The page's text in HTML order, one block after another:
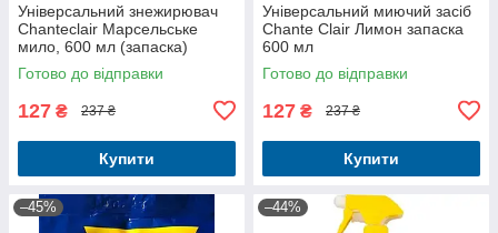
Універсальний знежирювач
Chanteclair Марсельське
мило, 600 мл (запаска)
Готово до відправки
127 ₴ 237 ₴
Купити
Універсальний миючий засіб
Chante Clair Лимон запаска
600 мл
Готово до відправки
127 ₴ 237 ₴
Купити
–45% –44%